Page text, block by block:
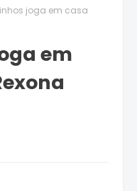
joga em casa
em